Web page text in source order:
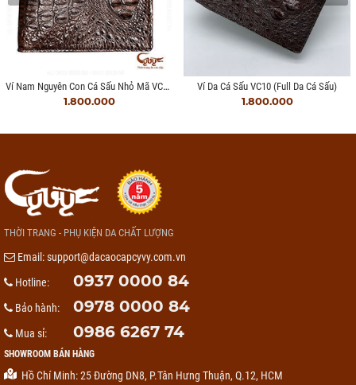
Ví Nam Nguyên Con Cá Sấu Nhỏ Mã VCFL951220F
1.800.000
Ví Da Cá Sấu VC10 (full Da Cá Sấu)
1.800.000
THỜI TRANG - PHỤ KIỆN DA CHẤT LƯỢNG
Email:support@dacaocapcyvy.com.vn
Hotline:
0937 0000 84
Bảo hành: 0978 0000 84
Mua sỉ: 0986 6267 74
SHOWROOM BÁN HÀNG
Hồ Chí Minh: 25 Đường DN8, P.Tân Hưng Thuận, Q.12, HCM